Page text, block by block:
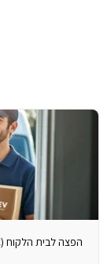
הפצה לבית הלקוח (B2C) – מהיום להיום